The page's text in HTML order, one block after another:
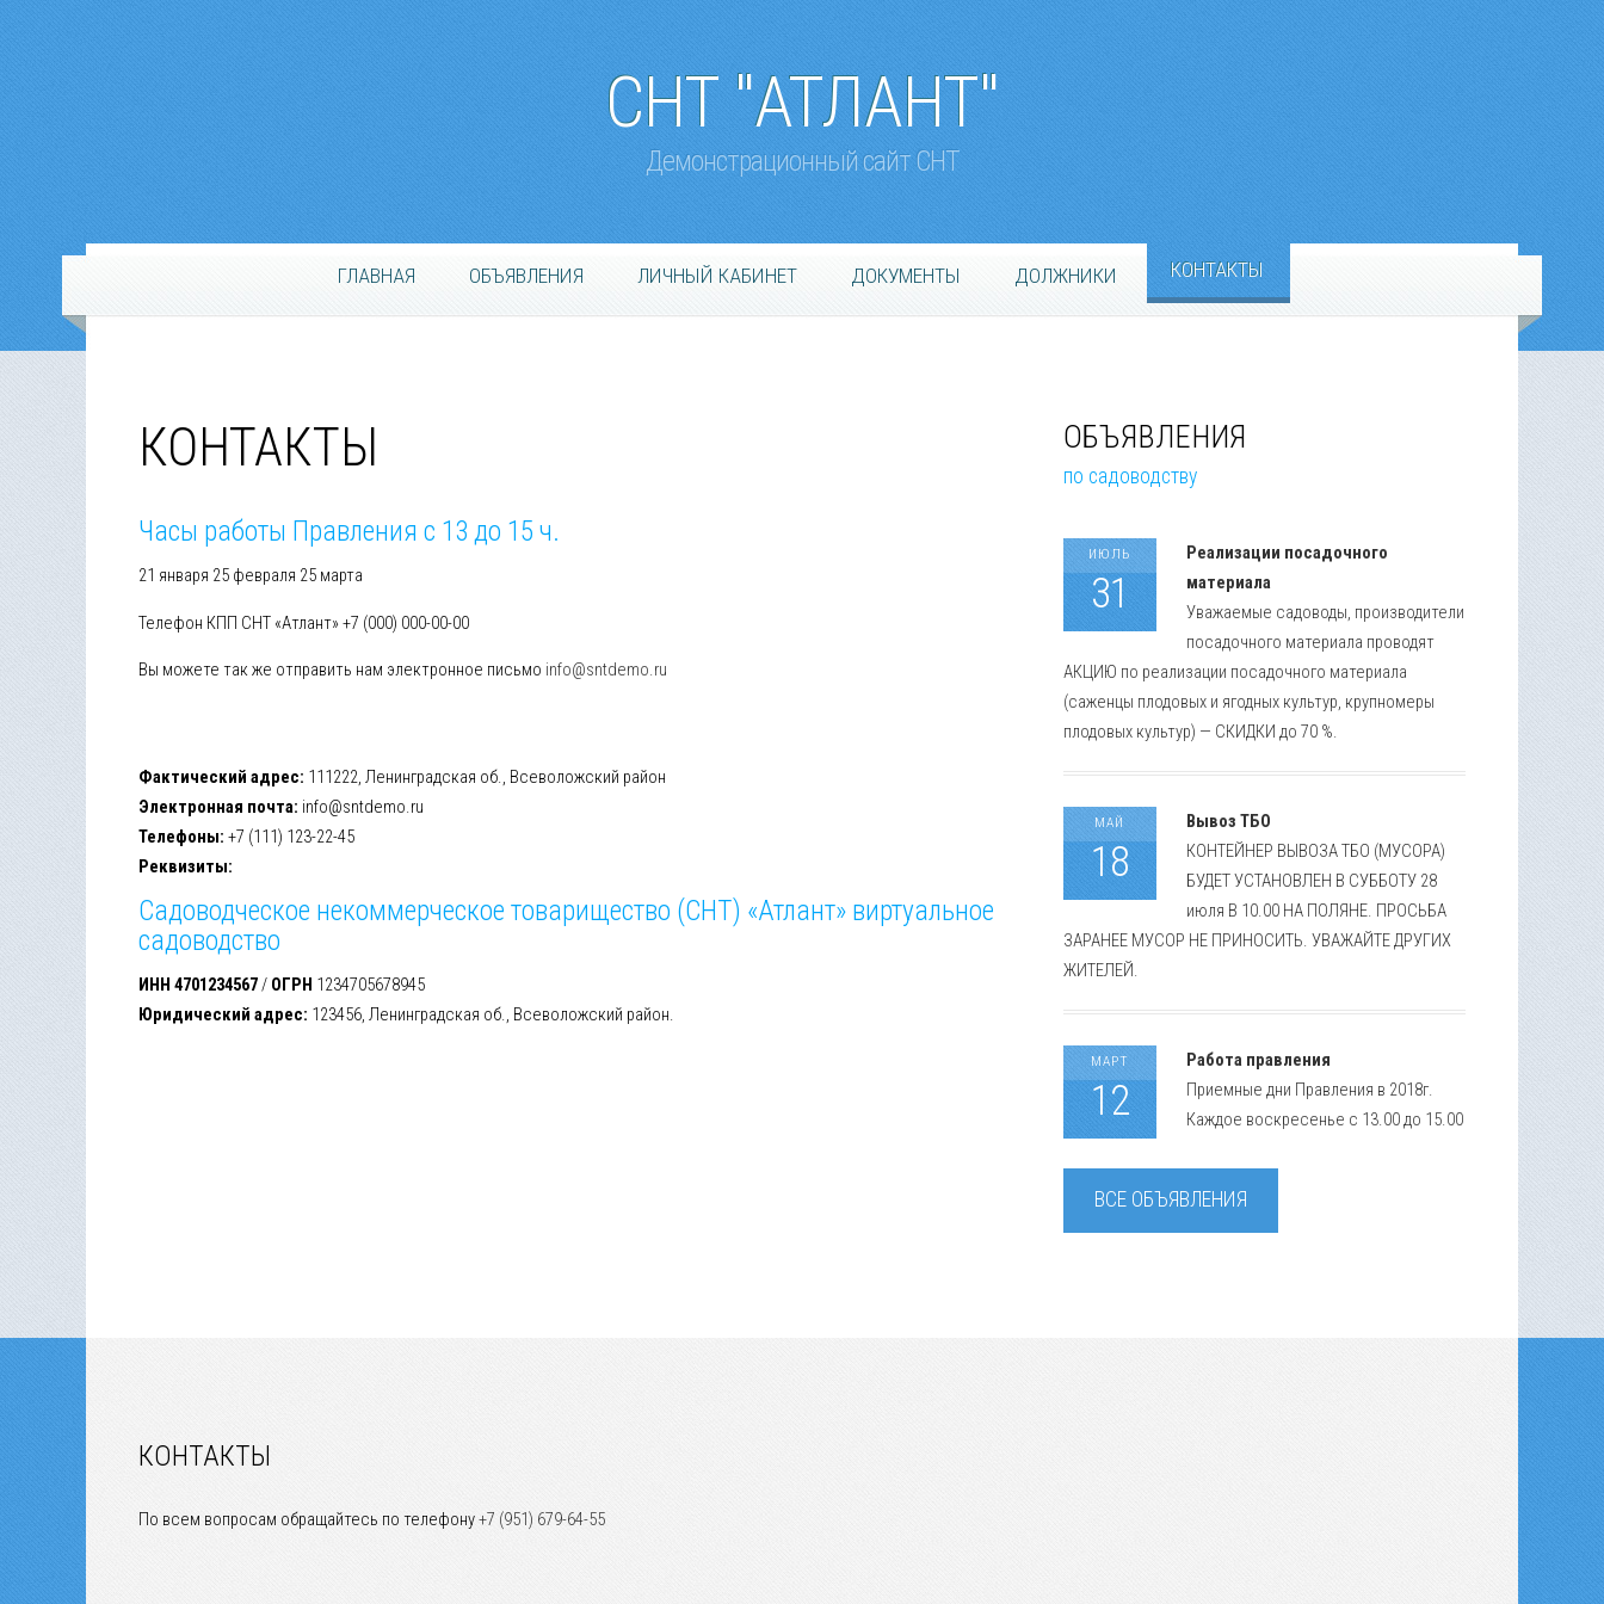
СНТ "АТЛАНТ"
Демонстрационный сайт СНТ
ГЛАВНАЯ ОБЪЯВЛЕНИЯ ЛИЧНЫЙ КАБИНЕТ ДОКУМЕНТЫ ДОЛЖНИКИ КОНТАКТЫ
КОНТАКТЫ
Часы работы Правления с 13 до 15 ч.
21 января 25 февраля 25 марта
Телефон КПП CНТ «Атлант» +7 (000) 000-00-00
Вы можете так же отправить нам электронное письмо info@sntdemo.ru
Фактический адрес: 111222, Ленинградская об., Всеволожский район
Электронная почта: info@sntdemo.ru
Телефоны: +7 (111) 123-22-45
Реквизиты:
Садоводческое некоммерческое товарищество (СНТ) «Атлант» виртуальное
садоводство
ИНН 4701234567 / ОГРН 1234705678945
Юридический адрес: 123456, Ленинградская об., Всеволожский район.
ОБЪЯВЛЕНИЯ
по садоводству
ИЮЛЬ
31
Реализации посадочного
материала
Уважаемые садоводы, производители
посадочного материала проводят
АКЦИЮ по реализации посадочного материала
(саженцы плодовых и ягодных культур, крупномеры
плодовых культур) — СКИДКИ до 70 %.
МАЙ
18
Вывоз ТБО
КОНТЕЙНЕР ВЫВОЗА ТБО (МУСОРА)
БУДЕТ УСТАНОВЛЕН В СУББОТУ 28
июля В 10.00 НА ПОЛЯНЕ. ПРОСЬБА
ЗАРАНЕЕ МУСОР НЕ ПРИНОСИТЬ. УВАЖАЙТЕ ДРУГИХ
ЖИТЕЛЕЙ.
МАРТ
12
Работа правления
Приемные дни Правления в 2018г.
Каждое воскресенье с 13.00 до 15.00
ВСЕ ОБЪЯВЛЕНИЯ
КОНТАКТЫ
По всем вопросам обращайтесь по телефону+7 (951) 679-64-55